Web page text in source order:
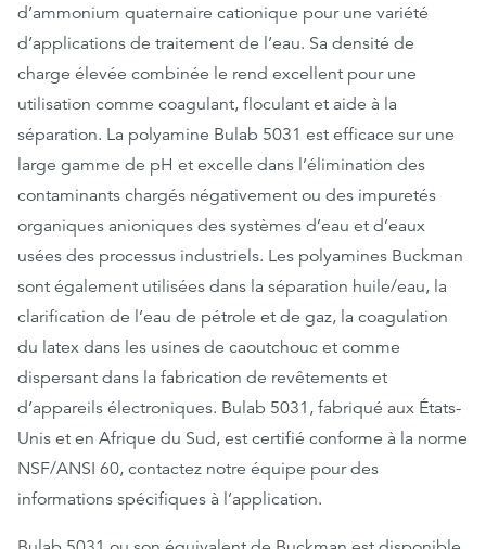
d’ammonium quaternaire cationique pour une variété
d’applications de traitement de l’eau. Sa densité de
charge élevée combinée le rend excellent pour une
utilisation comme coagulant, floculant et aide à la
séparation. La polyamine Bulab 5031 est efficace sur une
large gamme de pH et excelle dans l’élimination des
contaminants chargés négativement ou des impuretés
organiques anioniques des systèmes d’eau et d’eaux
usées des processus industriels. Les polyamines Buckman
sont également utilisées dans la séparation huile/eau, la
clarification de l’eau de pétrole et de gaz, la coagulation
du latex dans les usines de caoutchouc et comme
dispersant dans la fabrication de revêtements et
d’appareils électroniques. Bulab 5031, fabriqué aux États-
Unis et en Afrique du Sud, est certifié conforme à la norme
NSF/ANSI 60, contactez notre équipe pour des
informations spécifiques à l’application.